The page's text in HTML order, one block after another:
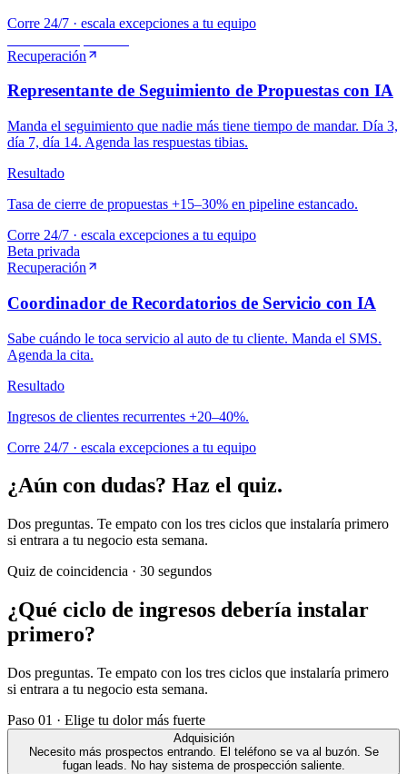
Corre 24/7 · escala excepciones a tu equipo
Recuperación
Representante de Seguimiento de Propuestas con IA
Manda el seguimiento que nadie más tiene tiempo de mandar. Día 3,
día 7, día 14. Agenda las respuestas tibias.
Resultado
Tasa de cierre de propuestas +15–30% en pipeline estancado.
Corre 24/7 · escala excepciones a tu equipo
Beta privada
Recuperación
Coordinador de Recordatorios de Servicio con IA
Sabe cuándo le toca servicio al auto de tu cliente. Manda el SMS.
Agenda la cita.
Resultado
Ingresos de clientes recurrentes +20–40%.
Corre 24/7 · escala excepciones a tu equipo
¿Aún con dudas? Haz el quiz.
Dos preguntas. Te empato con los tres ciclos que instalaría primero
si entrara a tu negocio esta semana.
Quiz de coincidencia · 30 segundos
¿Qué ciclo de ingresos debería instalar
primero?
Dos preguntas. Te empato con los tres ciclos que instalaría primero
si entrara a tu negocio esta semana.
Paso 01 · Elige tu dolor más fuerte
Adquisición
Necesito más prospectos entrando. El teléfono se va al buzón. Se
fugan leads. No hay sistema de prospección saliente.